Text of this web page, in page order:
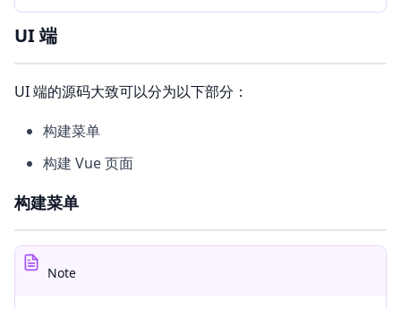
UI 端
UI 端的源码大致可以分为以下部分：
构建菜单
构建 Vue 页面
构建菜单
Note